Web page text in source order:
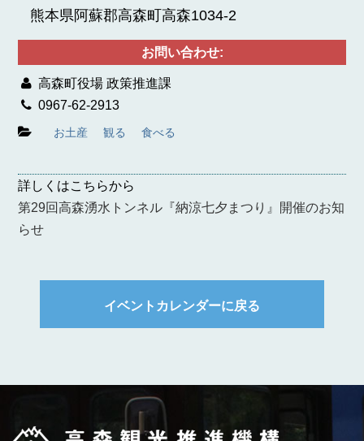
熊本県阿蘇郡高森町高森1034-2
お問い合わせ:
高森町役場 政策推進課
0967-62-2913
お土産 観る 食べる
詳しくはこちらから
第29回高森湧水トンネル『納涼七夕まつり』開催のお知
らせ
イベントカレンダーに戻る